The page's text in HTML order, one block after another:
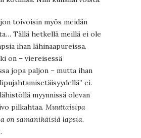
toivoisin myös meidän
Tällä hetkellä meillä ei ole
ihan lähinaapureissa.
on – viereisessä
jopa paljon – mutta ihan
ei.
myynnissä olevan
pilkahtaa. Muuttaisipa
on samanikäisiä lapsia.